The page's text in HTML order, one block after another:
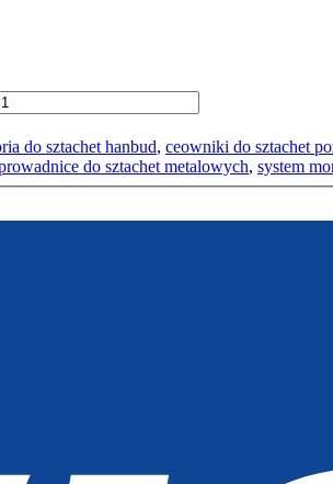
do sztachet hanbud, ceowniki do sztachet
do sztachet metalowych, system